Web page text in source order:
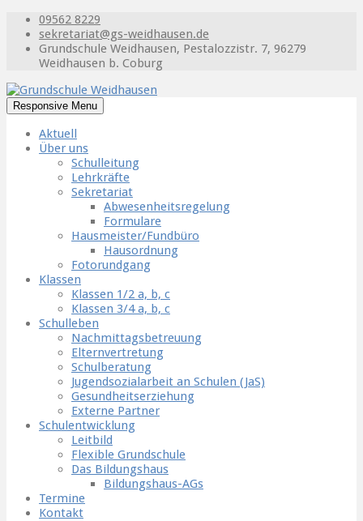
09562 8229
sekretariat@gs-weidhausen.de
Grundschule Weidhausen, Pestalozzistr. 7, 96279
Weidhausen b. Coburg
Responsive Menu
Aktuell
Über uns
Schulleitung
Lehrkräfte
Sekretariat
Abwesenheitsregelung
Formulare
Hausmeister/Fundbüro
Hausordnung
Fotorundgang
Klassen
Klassen 1/2 a, b, c
Klassen 3/4 a, b, c
Schulleben
Nachmittagsbetreuung
Elternvertretung
Schulberatung
Jugendsozialarbeit an Schulen (JaS)
Gesundheitserziehung
Externe Partner
Schulentwicklung
Leitbild
Flexible Grundschule
Das Bildungshaus
Bildungshaus-AGs
Termine
Kontakt